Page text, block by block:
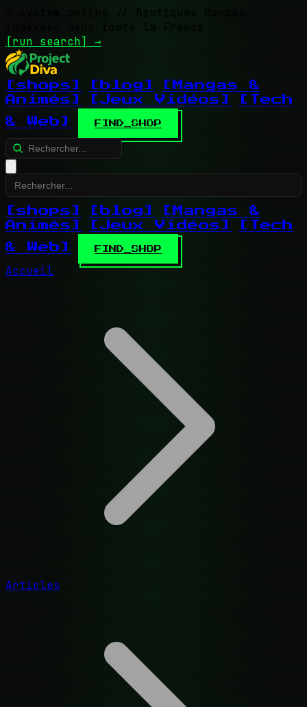
// Boutiques Mangas
indexées dans toute la France
[run search] →
[shops] [blog]
[Mangas &
Animés]
[Jeux Vidéos]
[Tech
& Web]
FIND_SHOP
[shops] [blog]
[Mangas &
Animés]
[Jeux Vidéos]
[Tech
& Web]
FIND_SHOP
Accueil
Articles